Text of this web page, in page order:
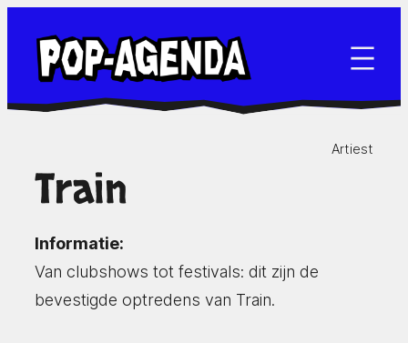
naar
inhoud
Artiest
Train
Informatie:
Van clubshows tot festivals: dit zijn de
bevestigde optredens van Train.